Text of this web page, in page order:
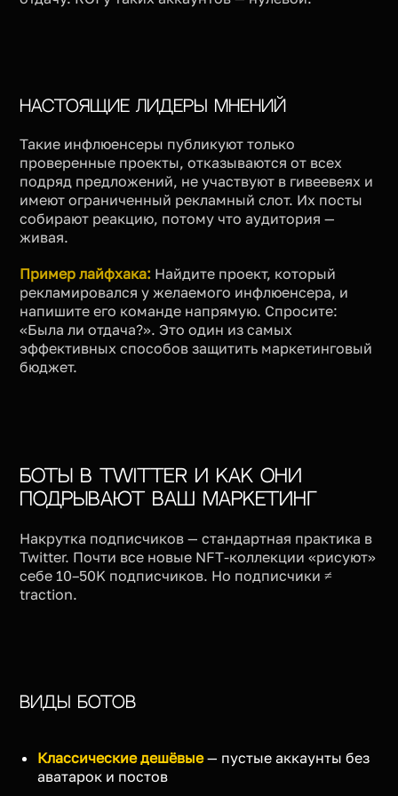
Настоящие лидеры мнений
Такие инфлюенсеры публикуют только
проверенные проекты, отказываются от всех
подряд предложений, не участвуют в гивеевеях и
имеют ограниченный рекламный слот. Их посты
собирают реакцию, потому что аудитория —
живая.
Пример лайфхака: Найдите проект, который
рекламировался у желаемого инфлюенсера, и
напишите его команде напрямую. Спросите:
«Была ли отдача?». Это один из самых
эффективных способов защитить маркетинговый
бюджет.
Боты в Twitter и как они
подрывают ваш маркетинг
Накрутка подписчиков — стандартная практика в
Twitter. Почти все новые NFT-коллекции «рисуют»
себе 10–50K подписчиков. Но подписчики ≠
traction.
Виды ботов
Классические дешёвые— пустые аккаунты без
аватарок и постов